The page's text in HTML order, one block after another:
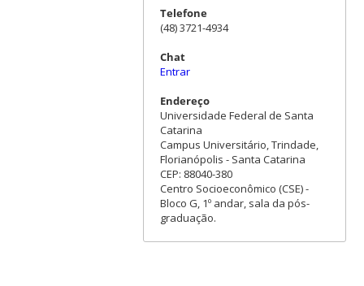
Telefone
(48) 3721-4934
Chat
Entrar
Endereço
Universidade Federal de Santa
Catarina
Campus Universitário, Trindade,
Florianópolis - Santa Catarina
CEP: 88040-380
Centro Socioeconômico (CSE) -
Bloco G, 1º andar, sala da pós-
graduação.